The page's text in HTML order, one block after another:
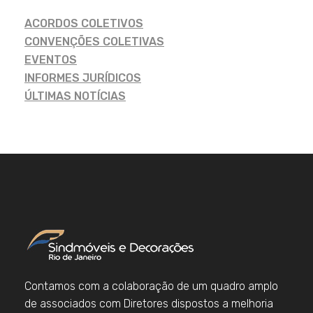
ACORDOS COLETIVOS
CONVENÇÕES COLETIVAS
EVENTOS
INFORMES JURÍDICOS
ÚLTIMAS NOTÍCIAS
Contamos com a colaboração de um quadro amplo
de associados com Diretores dispostos a melhoria